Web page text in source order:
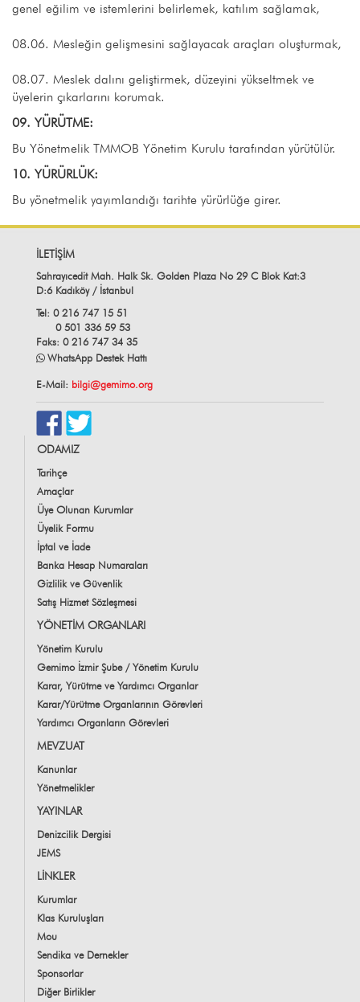
genel eğilim ve istemlerini belirlemek, katılım sağlamak,
08.06. Mesleğin gelişmesini sağlayacak araçları oluşturmak,
08.07. Meslek dalını geliştirmek, düzeyini yükseltmek ve
üyelerin çıkarlarını korumak.
09. YÜRÜTME:
Bu Yönetmelik TMMOB Yönetim Kurulu tarafından yürütülür.
10. YÜRÜRLÜK:
Bu yönetmelik yayımlandığı tarihte yürürlüğe girer.
İLETİŞİM
Sahrayıcedit Mah. Halk Sk. Golden Plaza No 29 C Blok Kat:3
D:6 Kadıköy / İstanbul
Tel: 0 216 747 15 51
0 501 336 59 53
Faks: 0 216 747 34 35
WhatsApp Destek Hattı
E-Mail: bilgi@gemimo.org
ODAMIZ
Tarihçe
Amaçlar
Üye Olunan Kurumlar
Üyelik Formu
İptal ve İade
Banka Hesap Numaraları
Gizlilik ve Güvenlik
Satış Hizmet Sözleşmesi
YÖNETİM ORGANLARI
Yönetim Kurulu
Gemimo İzmir Şube / Yönetim Kurulu
Karar, Yürütme ve Yardımcı Organlar
Karar/Yürütme Organlarının Görevleri
Yardımcı Organların Görevleri
MEVZUAT
Kanunlar
Yönetmelikler
YAYINLAR
Denizcilik Dergisi
JEMS
LİNKLER
Kurumlar
Klas Kuruluşları
Mou
Sendika ve Dernekler
Sponsorlar
Diğer Birlikler